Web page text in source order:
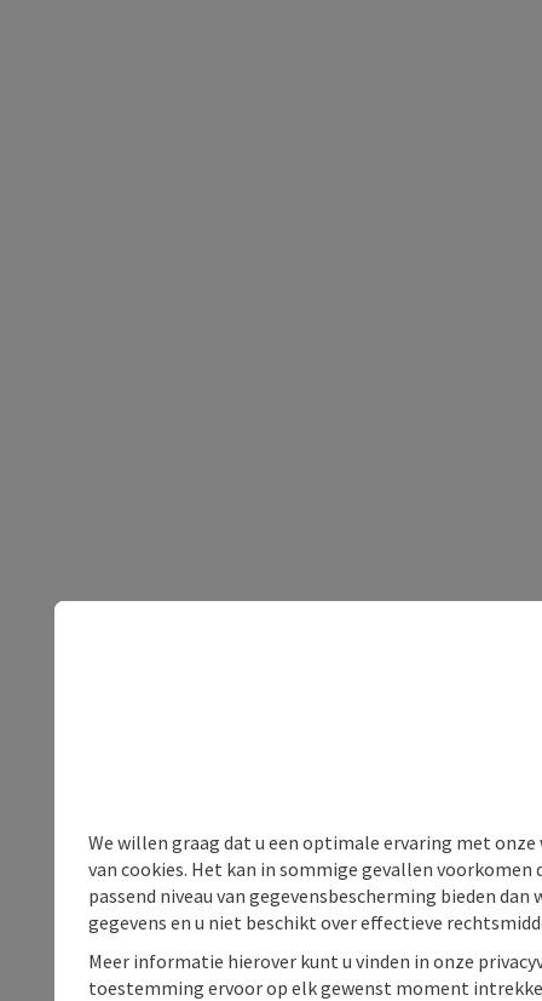
We willen graag dat u een optimale ervaring met
van cookies. Het kan in sommige gevallen voorkomen
passend niveau van gegevensbescherming bieden
gegevens en u niet beschikt over effectieve
Meer informatie hierover kunt u vinden in onze
toestemming ervoor op elk gewenst moment